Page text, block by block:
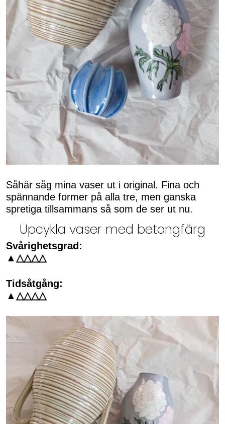
Såhär såg mina vaser ut i original. Fina och
spännande former på alla tre, men ganska
spretiga tillsammans så som de ser ut nu.
Upcykla vaser med betongfärg
Svårighetsgrad:
▲△△△△
Tidsåtgång:
▲△△△△